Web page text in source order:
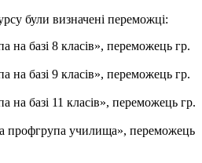
були визначені переможці:
на базі 8 класів», переможець гр.
на базі 9 класів», переможець гр.
на базі 11 класів», переможець гр.
профгрупа училища», переможець